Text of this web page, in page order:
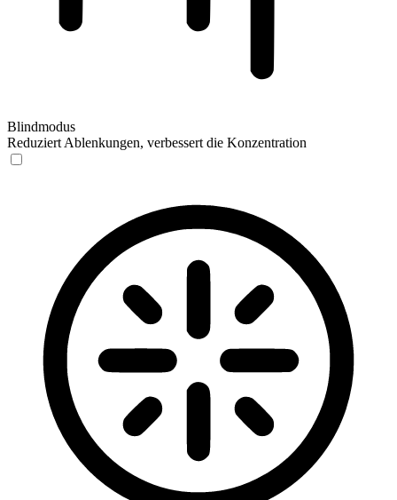
Blindmodus
Reduziert Ablenkungen, verbessert die Konzentration